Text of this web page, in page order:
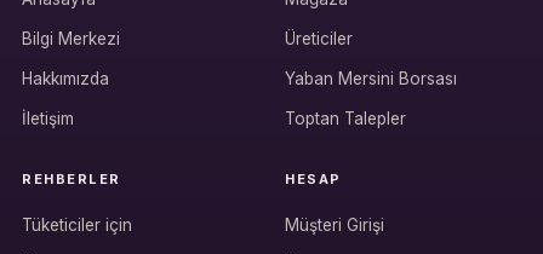
Bilgi Merkezi
Hakkımızda
İletişim
Üreticiler
Yaban Mersini Borsası
Toptan Talepler
REHBERLER
Tüketiciler için
HESAP
Müşteri Girişi